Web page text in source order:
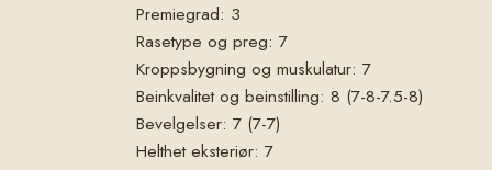
Premiegrad: 3
Rasetype og preg: 7
Kroppsbygning og muskulatur: 7
Beinkvalitet og beinstilling: 8 (7-8-7.5-8)
Bevelgelser: 7 (7-7)
Helthet eksteriør: 7